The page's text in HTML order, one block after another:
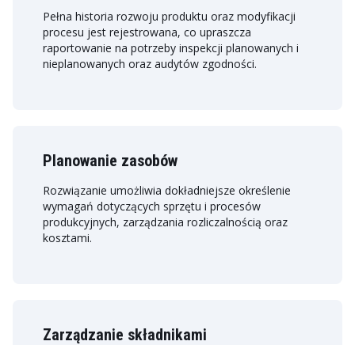
Pełna historia rozwoju produktu oraz modyfikacji
procesu jest rejestrowana, co upraszcza
raportowanie na potrzeby inspekcji planowanych i
nieplanowanych oraz audytów zgodności.
Planowanie zasobów
Rozwiązanie umożliwia dokładniejsze określenie
wymagań dotyczących sprzętu i procesów
produkcyjnych, zarządzania rozliczalnością oraz
kosztami.
Zarządzanie składnikami